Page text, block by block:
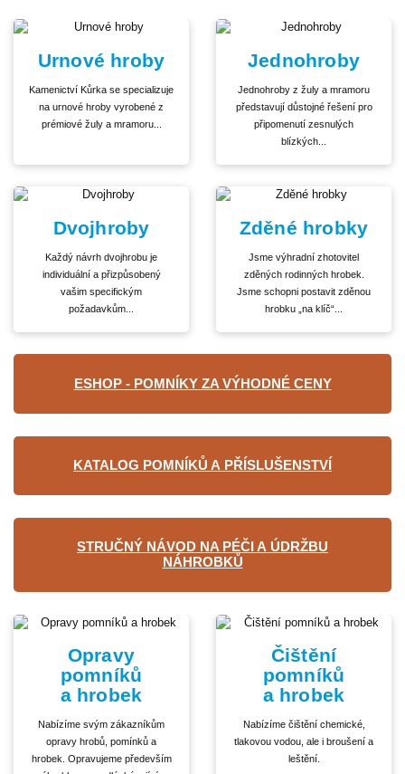
Urnové hroby
Kamenictví Kůrka se specializuje
na urnové hroby vyrobené z
prémiové žuly a mramoru...
Jednohroby
Jednohroby z žuly a mramoru
představují důstojné řešení pro
připomenutí zesnulých
blízkých...
Dvojhroby
Každý návrh dvojhrobu je
individuální a přizpůsobený
vašim specifickým
požadavkům...
Zděné hrobky
Jsme výhradní zhotovitel
zděných rodinných hrobek.
Jsme schopni postavit zděnou
hrobku „na klíč“...
ESHOP - POMNÍKY ZA VÝHODNÉ CENY
KATALOG POMNÍKŮ A PŘÍSLUŠENSTVÍ
STRUČNÝ NÁVOD NA PÉČI A ÚDRŽBU
NÁHROBKŮ
Opravy
pomníků
a hrobek
Nabízíme svým zákazníkům
opravy hrobů, pomínků a
hrobek. Opravujeme především
Čištění
pomníků
a hrobek
Nabízíme čištění chemické,
tlakovou vodou, ale i broušení a
leštění.